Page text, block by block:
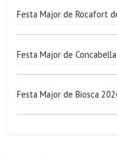
Festa Major de Rocafort
Festa Major de
Festa Major de Biosca